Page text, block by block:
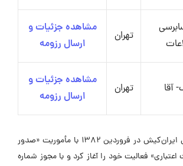
تهران
مشاهده جزئیات و
ارسال رزومه
آقا تهران
مشاهده جزئیات و
ارسال رزومه
شرکت کارت اعتباری ایران‌کیش در فروردین ۱۳۸۲ با مأموریت «صدور
فعالیت خود را آغاز کرد و با مجوز شماره